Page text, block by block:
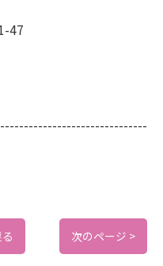
47
次のページ >